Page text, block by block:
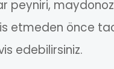
peyniri,
etmeden önce
edebilirsiniz.